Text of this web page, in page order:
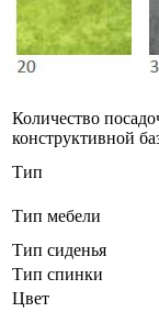
Количество
конструктивной
Тип
Тип мебели
Тип сиденья
Тип спинки
Цвет